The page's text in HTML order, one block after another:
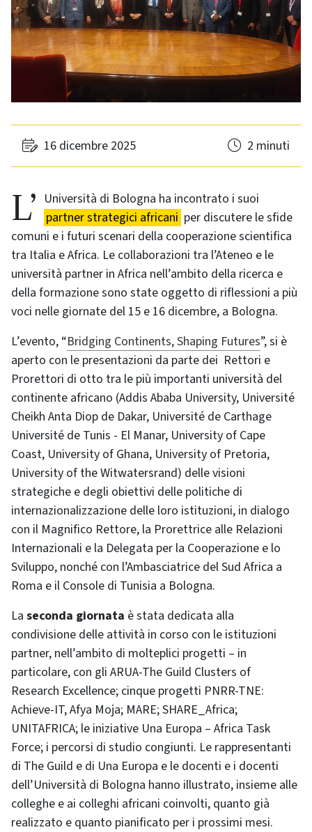
16 dicembre 2025 2 minuti
L’Università di Bologna ha incontrato i suoi
partner strategici africani per discutere le sfide
comuni e i futuri scenari della cooperazione scientifica
tra Italia e Africa. Le collaborazioni tra l’Ateneo e le
università partner in Africa nell’ambito della ricerca e
della formazione sono state oggetto di riflessioni a più
voci nelle giornate del 15 e 16 dicembre, a Bologna.
L’evento, “Bridging Continents, Shaping Futures”, si è
aperto con le presentazioni da parte dei Rettori e
Prorettori di otto tra le più importanti università del
continente africano (Addis Ababa University, Université
Cheikh Anta Diop de Dakar, Université de Carthage
Université de Tunis - El Manar, University of Cape
Coast, University of Ghana, University of Pretoria,
University of the Witwatersrand) delle visioni
strategiche e degli obiettivi delle politiche di
internazionalizzazione delle loro istituzioni, in dialogo
con il Magnifico Rettore, la Prorettrice alle Relazioni
Internazionali e la Delegata per la Cooperazione e lo
Sviluppo, nonché con l’Ambasciatrice del Sud Africa a
Roma e il Console di Tunisia a Bologna.
La seconda giornata è stata dedicata alla
condivisione delle attività in corso con le istituzioni
partner, nell’ambito di molteplici progetti – in
particolare, con gli ARUA-The Guild Clusters of
Research Excellence; cinque progetti PNRR-TNE:
Achieve-IT, Afya Moja; MARE; SHARE_Africa;
UNITAFRICA; le iniziative Una Europa – Africa Task
Force; i percorsi di studio congiunti. Le rappresentanti
di The Guild e di Una Europa e le docenti e i docenti
dell’Università di Bologna hanno illustrato, insieme alle
colleghe e ai colleghi africani coinvolti, quanto già
realizzato e quanto pianificato per i prossimi mesi.